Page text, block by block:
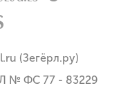
(Зегёрл.ру)
№ ФС 77 - 83229